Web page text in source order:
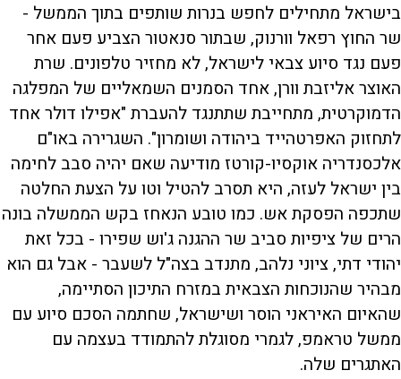
בישראל מתחילים לחפש בנרות שותפים בתוך הממשל -
שר החוץ רפאל וורנוק, שבתור סנאטור הצביע פעם אחר
פעם נגד סיוע צבאי לישראל, לא מחזיר טלפונים. שרת
האוצר אליזבת וורן, אחד הסמנים השמאליים של המפלגה
הדמוקרטית, מתחייבת שתתנגד להעברת "אפילו דולר אחד
לתחזוק האפרטהייד ביהודה ושומרון". השגרירה באו"ם
אלכסנדריה אוקסיו-קורטז מודיעה שאם יהיה סבב לחימה
בין ישראל לעזה, היא תסרב להטיל וטו על הצעת החלטה
שתכפה הפסקת אש. כמו טובע הנאחז בקש הממשלה בונה
הרים של ציפיות סביב שר ההגנה ג'וש שפירו - בכל זאת
יהודי דתי, ציוני נלהב, מתנדב בצה"ל לשעבר - אבל גם הוא
מבהיר שהנוכחות הצבאית במזרח התיכון הסתיימה,
שהאיום האיראני הוסר ושישראל, שחתמה הסכם סיוע עם
ממשל טראמפ, לגמרי מסוגלת להתמודד בעצמה עם
האתגרים שלה.